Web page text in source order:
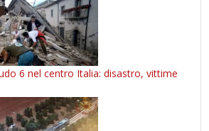
6 nel centro Italia: disastro, vittime